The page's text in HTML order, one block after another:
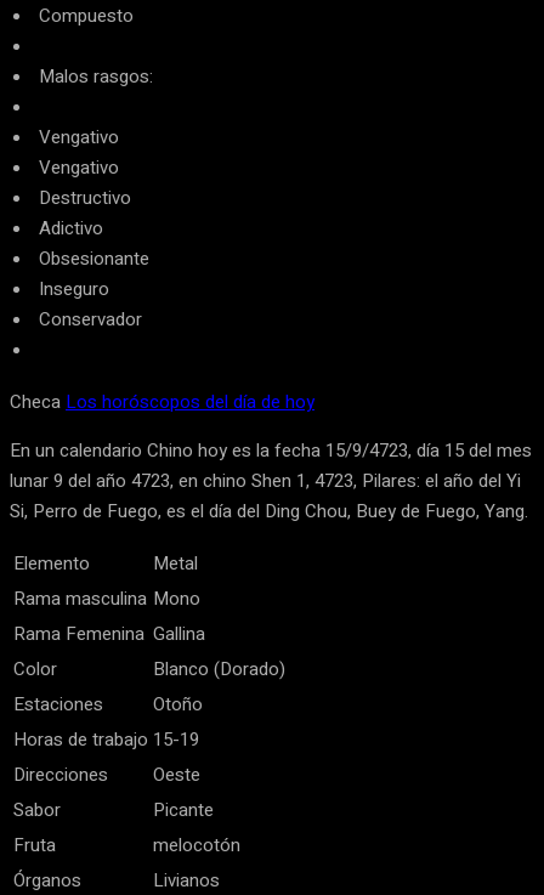
Compuesto
Malos rasgos:
Vengativo
Vengativo
Destructivo
Adictivo
Obsesionante
Inseguro
Conservador
Checa Los horóscopos del día de hoy
En un calendario Chino hoy es la fecha 15/9/4723, día 15 del mes
lunar 9 del año 4723, en chino Shen 1, 4723, Pilares: el año del Yi
Si, Perro de Fuego, es el día del Ding Chou, Buey de Fuego, Yang.
Elemento
Metal
Rama masculina Mono
Rama Femenina Gallina
Color
Blanco (Dorado)
Estaciones
Otoño
Horas de trabajo 15-19
Direcciones
Oeste
Sabor
Picante
Fruta
melocotón
Órganos
Livianos